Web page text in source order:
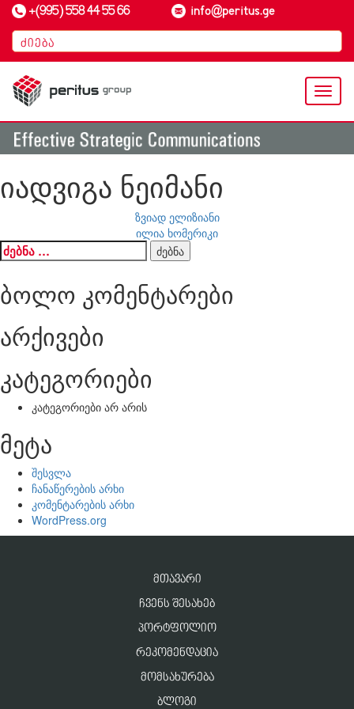
+(995) 558 44 55 66 info@peritus.ge
იადვიგა ნეიმანი
ნავიგაცია
ზვიად ელიზიანი
ილია ხომერიკი
ძებნა:
ბოლო კომენტარები
არქივები
კატეგორიები
კატეგორიები არ არის
მეტა
შესვლა
ჩანაწერების არხი
კომენტარების არხი
WordPress.org
ᲛᲗᲐᲕᲐᲠᲘ
ᲩᲕᲔᲜᲡ ᲨᲔᲡᲐᲮᲔᲑ
ᲞᲝᲠᲢᲤᲝᲚᲘᲝ
ᲠᲔᲙᲝᲛᲔᲜᲓᲐᲪᲘᲐ
ᲛᲝᲛᲡᲐᲮᲣᲠᲔᲑᲐ
ᲑᲚᲝᲒᲘ